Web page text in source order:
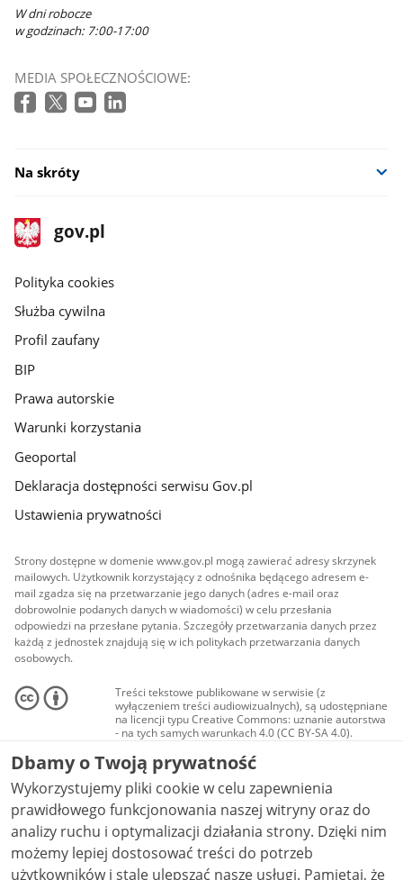
W dni robocze
w godzinach: 7:00-17:00
MEDIA SPOŁECZNOŚCIOWE:
Na skróty
stopka
gov.pl
Strona
gov.pl
gov.pl
Polityka cookies
Służba cywilna
Profil zaufany
BIP
Prawa autorskie
Warunki korzystania
Geoportal
Deklaracja dostępności serwisu Gov.pl
Ustawienia prywatności
Strony dostępne w domenie www.gov.pl mogą zawierać adresy skrzynek
mailowych. Użytkownik korzystający z odnośnika będącego adresem e-
mail zgadza się na przetwarzanie jego danych (adres e-mail oraz
dobrowolnie podanych danych w wiadomości) w celu przesłania
odpowiedzi na przesłane pytania. Szczegóły przetwarzania danych przez
każdą z jednostek znajdują się w ich politykach przetwarzania danych
osobowych.
Treści tekstowe publikowane w serwisie (z
wyłączeniem treści audiowizualnych), są udostępniane
na licencji typu Creative Commons: uznanie autorstwa
- na tych samych warunkach 4.0 (CC BY-SA 4.0).
Materiały audiowizualne, w tym zdjęcia, materiały
audio i wideo, są udostępniane na licencji typu
Creative Commons: uznanie autorstwa użycie
niekomercyjne - bez utworów zależnych 4.0 (CC BY-
NC-ND 4.0), o ile nie jest to stwierdzone inaczej.
Dbamy o Twoją prywatność
Wykorzystujemy pliki cookie w celu zapewnienia
prawidłowego funkcjonowania naszej witryny oraz do
analizy ruchu i optymalizacji działania strony. Dzięki nim
możemy lepiej dostosować treści do potrzeb
użytkowników i stale ulepszać nasze usługi. Pamiętaj, że